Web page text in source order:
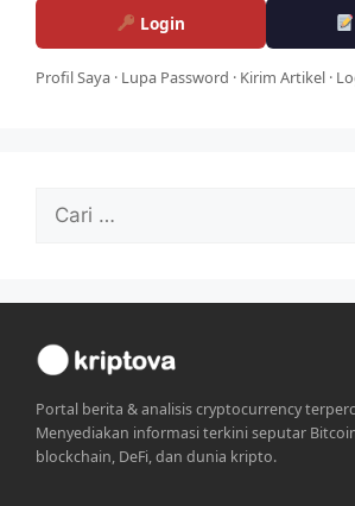
Login
Profil Saya · Lupa Password · Kirim Artikel ·
untuk:
Portal berita & analisis cryptocurrency
Menyediakan informasi terkini seputar
blockchain, DeFi, dan dunia kripto.